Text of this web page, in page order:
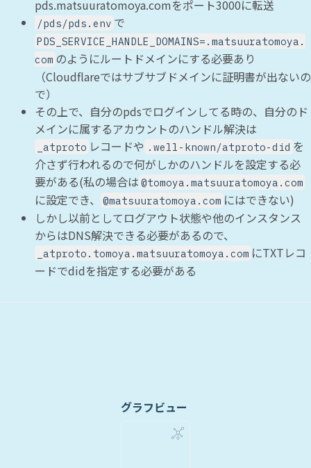
pds.matsuuratomoya.comをポート3000に転送
/pds/pds.env で
PDS_SERVICE_HANDLE_DOMAINS=.matsuuratomoya.
com のようにルートドメインにする必要あり
（Cloudflareではサブサブドメインに証明書が出ないの
で）
その上で、自分のpdsでログインしてる時の、自分のド
メインに属するアカウントのハンドル解決は
_atproto レコードや .well-known/atproto-did を
介さず行われるので何がしかのハンドルを設定する必
要がある(私の場合は @tomoya.matsuuratomoya.com
に設定でき、 @matsuuratomoya.com にはできない)
しかし以前としてログアウト状態や他のインスタンス
からはDNS解決できる必要があるので、
_atproto.tomoya.matsuuratomoya.com にTXTレコ
ードでdidを指定する必要がある
グラフビュー